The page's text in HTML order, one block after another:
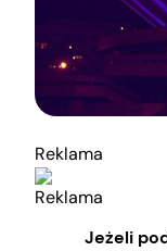
Reklama
Reklama
Jeżeli